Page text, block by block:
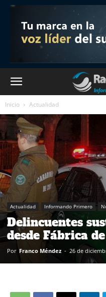
Inicio Actualidad
Actualidad Informando Primero
Delincuentes
desde Fábrica
Por Franco Méndez - 26 de